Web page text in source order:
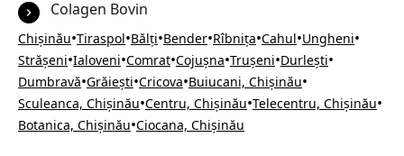
Colagen Bovin
Chișinău•Tiraspol•Bălți•Bender•Rîbnița•Cahul•Ungheni•
Strășeni•Ialoveni•Comrat•Cojușna•Trușeni•Durlești•
Dumbravă•Grăiești•Cricova•Buiucani, Chișinău•
Sculeanca, Chișinău•Centru, Chișinău•Telecentru, Chișinău•
Botanica, Chișinău•Ciocana, Chișinău